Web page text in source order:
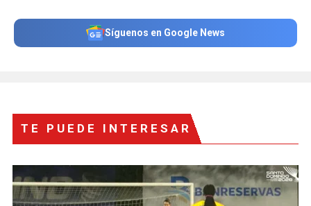
Síguenos en Google News
TE PUEDE INTERESAR